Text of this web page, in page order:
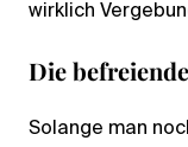
wirklich
Die
Solange man